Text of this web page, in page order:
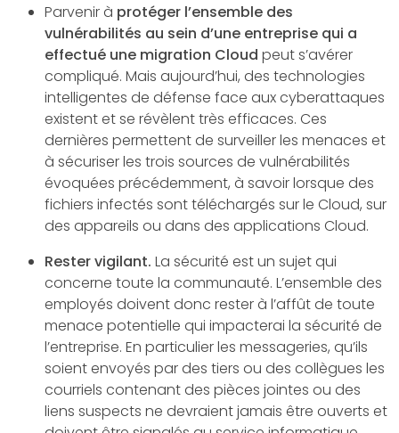
Parvenir à protéger l’ensemble des
vulnérabilités au sein d’une entreprise qui a
effectué une migration Cloud peut s’avérer
compliqué. Mais aujourd’hui, des technologies
intelligentes de défense face aux cyberattaques
existent et se révèlent très efficaces. Ces
dernières permettent de surveiller les menaces et
à sécuriser les trois sources de vulnérabilités
évoquées précédemment, à savoir lorsque des
fichiers infectés sont téléchargés sur le Cloud, sur
des appareils ou dans des applications Cloud.
Rester vigilant. La sécurité est un sujet qui
concerne toute la communauté. L’ensemble des
employés doivent donc rester à l’affût de toute
menace potentielle qui impacterai la sécurité de
l’entreprise. En particulier les messageries, qu’ils
soient envoyés par des tiers ou des collègues les
courriels contenant des pièces jointes ou des
liens suspects ne devraient jamais être ouverts et